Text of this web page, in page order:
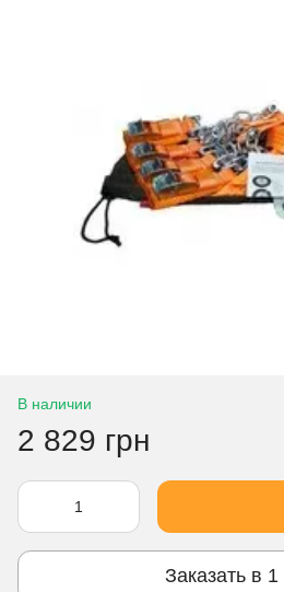
В наличии
2 829 грн
Заказать в 1